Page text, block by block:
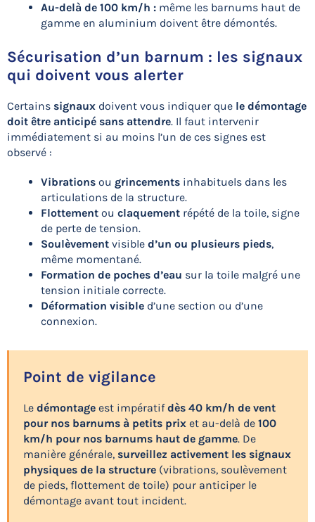
Au-delà de 100 km/h : même les barnums haut de
gamme en aluminium doivent être démontés.
Sécurisation d’un barnum : les signaux
qui doivent vous alerter
Certains signaux doivent vous indiquer que le démontage
doit être anticipé sans attendre. Il faut intervenir
immédiatement si au moins l’un de ces signes est
observé :
Vibrations ou grincements inhabituels dans les
articulations de la structure.
Flottement ou claquement répété de la toile, signe
de perte de tension.
Soulèvement visible d’un ou plusieurs pieds,
même momentané.
Formation de poches d’eau sur la toile malgré une
tension initiale correcte.
Déformation visible d’une section ou d’une
connexion.
Point de vigilance
Le démontage est impératifdès 40 km/h de vent
pour nos barnums à petits prix et au-delà de 100
km/h pour nos barnums haut de gamme. De
manière générale, surveillez activement les signaux
physiques de la structure (vibrations, soulèvement
de pieds, flottement de toile) pour anticiper le
démontage avant tout incident.